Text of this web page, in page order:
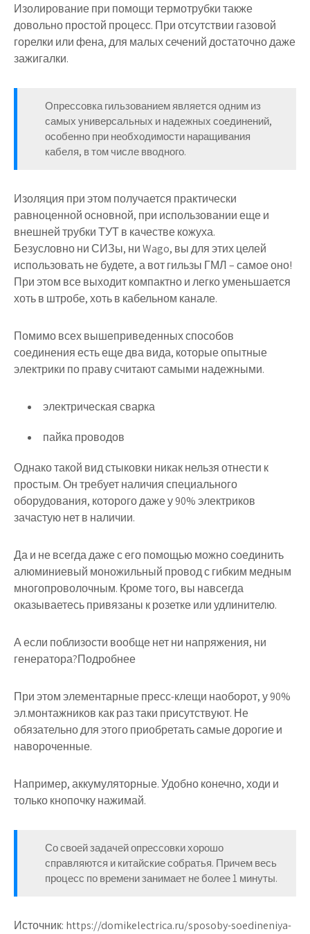
Изолирование при помощи термотрубки также
довольно простой процесс. При отсутствии газовой
горелки или фена, для малых сечений достаточно даже
зажигалки.
Опрессовка гильзованием является одним из
самых универсальных и надежных соединений,
особенно при необходимости наращивания
кабеля, в том числе вводного.
Изоляция при этом получается практически
равноценной основной, при использовании еще и
внешней трубки ТУТ в качестве кожуха.
Безусловно ни СИЗы, ни Wago, вы для этих целей
использовать не будете, а вот гильзы ГМЛ – самое оно!
При этом все выходит компактно и легко уменьшается
хоть в штробе, хоть в кабельном канале.
Помимо всех вышеприведенных способов
соединения есть еще два вида, которые опытные
электрики по праву считают самыми надежными.
электрическая сварка
пайка проводов
Однако такой вид стыковки никак нельзя отнести к
простым. Он требует наличия специального
оборудования, которого даже у 90% электриков
зачастую нет в наличии.
Да и не всегда даже с его помощью можно соединить
алюминиевый моножильный провод с гибким медным
многопроволочным. Кроме того, вы навсегда
оказываетесь привязаны к розетке или удлинителю.
А если поблизости вообще нет ни напряжения, ни
генератора?Подробнее
При этом элементарные пресс-клещи наоборот, у 90%
эл.монтажников как раз таки присутствуют. Не
обязательно для этого приобретать самые дорогие и
навороченные.
Например, аккумуляторные. Удобно конечно, ходи и
только кнопочку нажимай.
Со своей задачей опрессовки хорошо
справляются и китайские собратья. Причем весь
процесс по времени занимает не более 1 минуты.
Источник: https://domikelectrica.ru/sposoby-soedineniya-